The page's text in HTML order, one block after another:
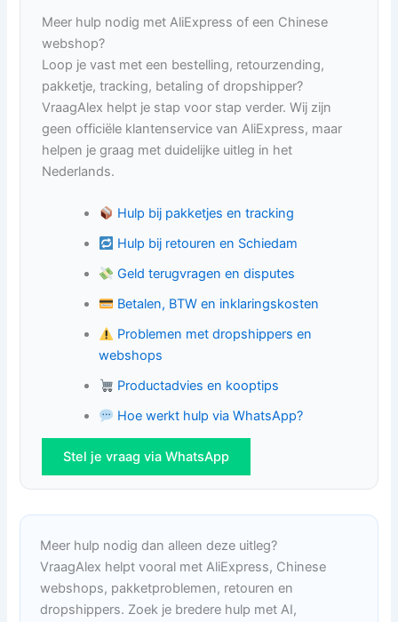
Meer hulp nodig met AliExpress of een Chinese
webshop?
Loop je vast met een bestelling, retourzending,
pakketje, tracking, betaling of dropshipper?
VraagAlex helpt je stap voor stap verder. Wij zijn
geen officiële klantenservice van AliExpress, maar
helpen je graag met duidelijke uitleg in het
Nederlands.
Hulp bij pakketjes en tracking
Hulp bij retouren en Schiedam
Geld terugvragen en disputes
Betalen, BTW en inklaringskosten
Problemen met dropshippers en
webshops
Productadvies en kooptips
Hoe werkt hulp via WhatsApp?
Stel je vraag via WhatsApp
Meer hulp nodig dan alleen deze uitleg?
VraagAlex helpt vooral met AliExpress, Chinese
webshops, pakketproblemen, retouren en
dropshippers. Zoek je bredere hulp met AI,